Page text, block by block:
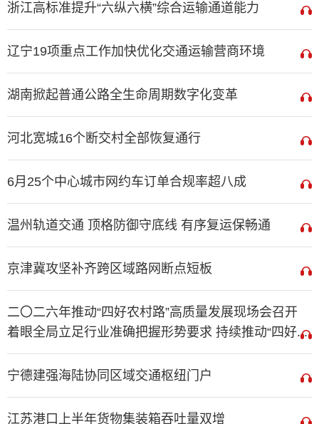
浙江高标准提升“六纵六横”综合运输通道能力
辽宁19项重点工作加快优化交通运输营商环境
湖南掀起普通公路全生命周期数字化变革
河北宽城16个断交村全部恢复通行
6月25个中心城市网约车订单合规率超八成
温州轨道交通 顶格防御守底线 有序复运保畅通
京津冀攻坚补齐跨区域路网断点短板
二〇二六年推动“四好农村路”高质量发展现场会召开
着眼全局立足行业准确把握形势要求 持续推动“四好...
宁德建强海陆协同区域交通枢纽门户
江苏港口上半年货物集装箱吞吐量双增